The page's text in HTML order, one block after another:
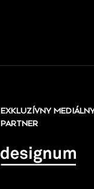
EXKLUZÍVNY
PARTNER